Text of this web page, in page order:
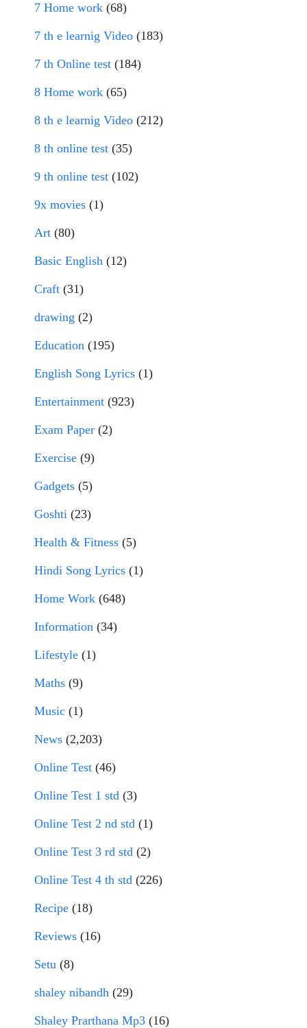
7 Home work (68)
7 th e learnig Video (183)
7 th Online test (184)
8 Home work (65)
8 th e learnig Video (212)
8 th online test (35)
9 th online test (102)
9x movies (1)
Art (80)
Basic English (12)
Craft (31)
drawing (2)
Education (195)
English Song Lyrics (1)
Entertainment (923)
Exam Paper (2)
Exercise (9)
Gadgets (5)
Goshti (23)
Health & Fitness (5)
Hindi Song Lyrics (1)
Home Work (648)
Information (34)
Lifestyle (1)
Maths (9)
Music (1)
News (2,203)
Online Test (46)
Online Test 1 std (3)
Online Test 2 nd std (1)
Online Test 3 rd std (2)
Online Test 4 th std (226)
Recipe (18)
Reviews (16)
Setu (8)
shaley nibandh (29)
Shaley Prarthana Mp3 (16)